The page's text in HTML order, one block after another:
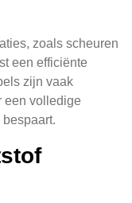
zoals scheuren
een efficiënte
zijn vaak
een volledige